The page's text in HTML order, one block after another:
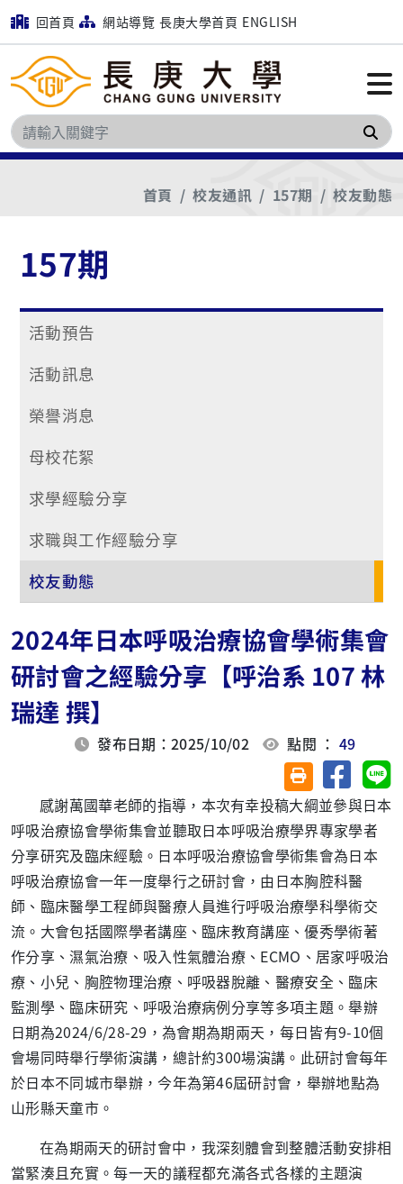
回首頁 網站導覽 長庚大學首頁 ENGLISH
搜
首頁 校友通訊 157期 校友動態
157期
活動預告
活動訊息
榮譽消息
母校花絮
求學經驗分享
求職與工作經驗分享
校友動態
2024年日本呼吸治療協會學術集會
研討會之經驗分享【呼治系 107 林
瑞達 撰】
發布日期：2025/10/02 點閱 ：49
友善列印(另開視
分享至
感謝萬國華老師的指導，本次有幸投稿大綱並參與日本
呼吸治療協會學術集會並聽取日本呼吸治療學界專家學者
分享研究及臨床經驗。日本呼吸治療協會學術集會為日本
呼吸治療協會一年一度舉行之研討會，由日本胸腔科醫
師、臨床醫學工程師與醫療人員進行呼吸治療學科學術交
流。大會包括國際學者講座、臨床教育講座、優秀學術著
作分享、濕氣治療、吸入性氣體治療、 ECMO 、居家呼吸治
療、小兒、胸腔物理治療、呼吸器脫離、醫療安全、臨床
監測學、臨床研究、呼吸治療病例分享等多項主題。舉辦
日期為2024/6/28-29 ，為會期為期兩天，每日皆有9-10個
會場同時舉行學術演講，總計約300場演講。此研討會每年
於日本不同城市舉辦，今年為第46屆研討會，舉辦地點為
山形縣天童市。
在為期兩天的研討會中，我深刻體會到整體活動安排相
當緊湊且充實。每一天的議程都充滿各式各樣的主題演